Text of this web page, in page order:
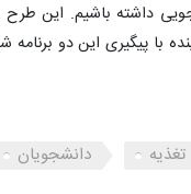
داشته باشیم. این
با پیگیری این دو
تغذیه
دانشجویان